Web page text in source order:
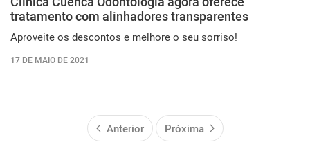
tratamento com alinhadores transparentes
Aproveite os descontos e melhore o seu sorriso!
17 DE MAIO DE 2021
Anterior Próxima